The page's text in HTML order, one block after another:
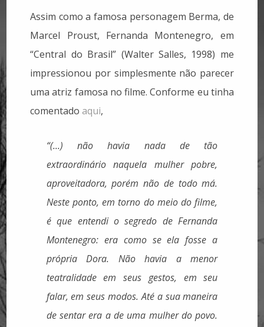
Assim como a famosa personagem Berma, de
Marcel Proust, Fernanda Montenegro, em
“Central do Brasil” (Walter Salles, 1998) me
impressionou por simplesmente não parecer
uma atriz famosa no filme. Conforme eu tinha
comentadoaqui,
“(...) não havia nada de tão
extraordinário naquela mulher pobre,
aproveitadora, porém não de todo má.
Neste ponto, em torno do meio do filme,
é que entendi o segredo de Fernanda
Montenegro: era como se ela fosse a
própria Dora. Não havia a menor
teatralidade em seus gestos, em seu
falar, em seus modos. Até a sua maneira
de sentar era a de uma mulher do povo.